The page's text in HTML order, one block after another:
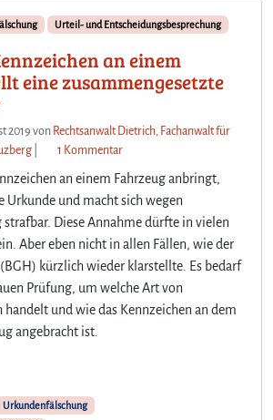
Urteil- und Entscheidungsbesprechung
an einem
eine zusammengesetzte
2019 von Rechtsanwalt Dietrich, Fachanwalt für
1 Kommentarz
i
c
h
t
j
e
an einem Fahrzeug anbringt,
Urkunde und macht sich wegen
Diese Annahme dürfte in vielen
Aber eben nicht in allen Fällen, wie der
kürzlich wieder klarstellte. Es bedarf
Prüfung, um welche Art von
handelt und wie das Kennzeichen an dem
angebracht ist.
Urkundenfälschung